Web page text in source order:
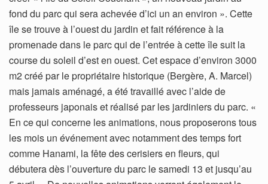
fond du parc qui sera achevée d’ici un an environ ». Cette
île se trouve à l’ouest du jardin et fait référence à la
promenade dans le parc qui de l’entrée à cette île suit la
course du soleil d’est en ouest. Cet espace d’environ 3000
m2 créé par le propriétaire historique (Bergère, A. Marcel)
mais jamais aménagé, a été travaillé avec l’aide de
professeurs japonais et réalisé par les jardiniers du parc. «
En ce qui concerne les animations, nous proposerons tous
les mois un événement avec notamment des temps fort
comme Hanami, la fête des cerisiers en fleurs, qui
débutera dès l’ouverture du parc le samedi 13 et jusqu’au